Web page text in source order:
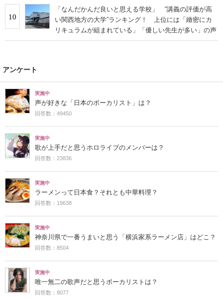
10
「なんだかんだ良いと思える学校」 “講義の評価が高
い関西地方の大学”ランキング！ 上位には「緻密にカ
リキュラムが組まれている」「優しい先生が多い」の声
アンケート
実施中
声が好きな「日本のボーカリスト」は？
回答数：49450
実施中
歌が上手だと思うホロライブのメンバーは？
回答数：23836
実施中
ラーメンって日本食？それとも中華料理？
回答数：19638
実施中
神奈川県で一番うまいと思う「横浜家系ラーメン店」はどこ？
回答数：8504
実施中
唯一無二の歌声だと思うボーカリストは？
回答数：8077